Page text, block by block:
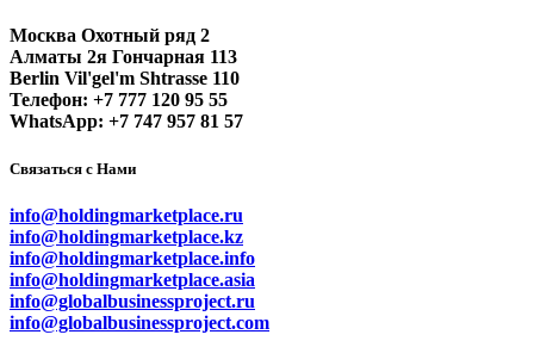
Москва Охотный ряд 2
Алматы 2я Гончарная 113
Berlin Vil'gel'm Shtrasse 110
Телефон: +7 777 120 95 55
WhatsApp: +7 747 957 81 57
Связаться с Нами
info@holdingmarketplace.ru
info@holdingmarketplace.kz
info@holdingmarketplace.info
info@holdingmarketplace.asia
info@globalbusinessproject.ru
info@globalbusinessproject.com